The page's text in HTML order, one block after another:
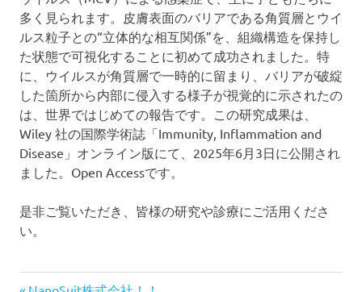
組
織、
細
胞
な
ど
の
表
面
に
布
す
る
と
多く見られます。皮膚表面のバリアである角質層とウイ
ルス粒子との“立体的な相互関係”を、組織構造を保持し
た状態で可視化することに初めて成功されました。特
に、ウイルスが角質層で一時的に留まり、バリアが破綻
した箇所から内部に侵入する様子が視覚的に示されたの
は、世界ではじめての報告です。この研究成果は、
Wiley 社の国際学術誌「Immunity, Inflammation and
Disease」オンライン版にて、2025年6月3日に公開され
ました。Open Accessです。
是非ご覧いただき、皆様の研究や診療にご活用くださ
い。